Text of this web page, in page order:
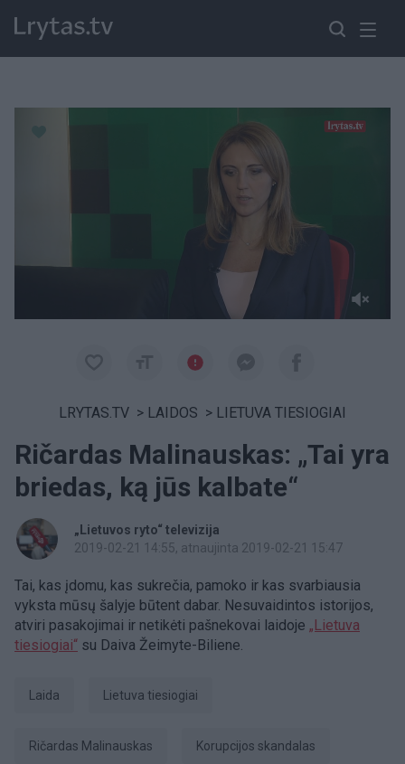
LRYTAS.TV > LAIDOS > LIETUVA TIESIOGIAI
Ričardas Malinauskas: „Tai yra
briedas, ką jūs kalbate“
„Lietuvos ryto“ televizija
2019-02-21 14:55, atnaujinta 2019-02-21 15:47
Tai, kas įdomu, kas sukrečia, pamoko ir kas svarbiausia
vyksta mūsų šalyje būtent dabar. Nesuvaidintos istorijos,
atviri pasakojimai ir netikėti pašnekovai laidoje „Lietuva
tiesiogiai“ su Daiva Žeimyte-Biliene.
laida Lietuva tiesiogiai
Ričardas Malinauskas Korupcijos skandalas